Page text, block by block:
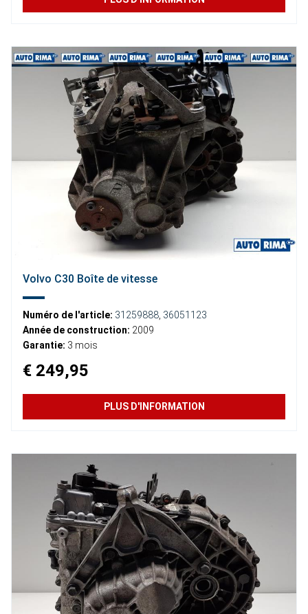
Volvo C30 Boîte de vitesse
Numéro de l'article: 31259888 36051123
Année de construction: 2009
Garantie: 3 mois
€ 249,95
PLUS D'INFORMATION